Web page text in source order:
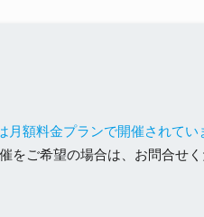
月額料金プランで開催されてい
をご希望の場合は、お問合せく